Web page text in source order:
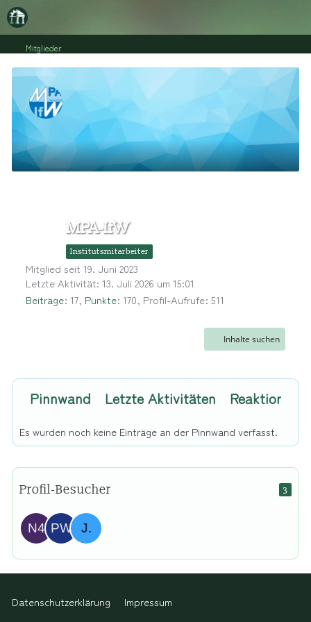
Mitglieder
MPA-IfW
Institutsmitarbeiter
Mitglied seit 19. Juni 2023
Letzte Aktivität: 13. Juli 2026 um 15:01
Beiträge 17 Punkte 170 Profil-Aufrufe 511
Inhalte suchen
Pinnwand Letzte Aktivitäten Reaktionen
Es wurden noch keine Einträge an der Pinnwand verfasst.
Profil-Besucher 3
Datenschutzerklärung Impressum